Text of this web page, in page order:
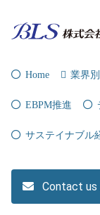
Home 業界
EBPM推進
サステイナブル
Contact us